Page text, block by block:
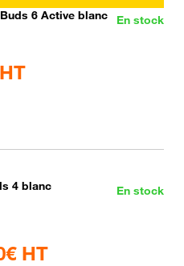
En stock
6 Active blanc
En stock
4 blanc
HT